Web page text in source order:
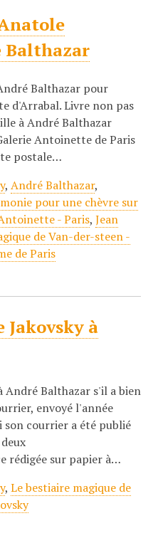
Balthazar
Balthazar pour
d'Arrabal. Livre non pas
à André Balthazar
Antoinette de Paris
postale…
, André Balthazar,
pour une chèvre sur
- Paris, Jean
de Van-der-steen -
de Paris
à
André Balthazar s'il a bien
envoyé l'année
son courrier a été publié
rédigée sur papier à…
, Le bestiaire magique de